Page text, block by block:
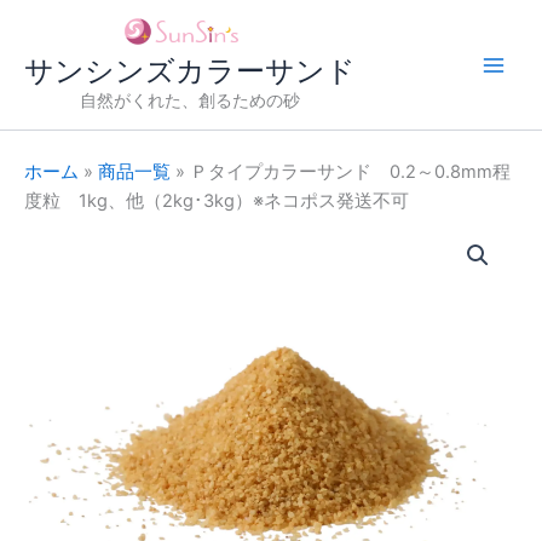
キ
サンシンズカラーサンド
自然がくれた、創るための砂
ホーム » 商品一覧 » Ｐタイプカラーサンド 0.2～0.8mm程
度粒 1kg、他（2kg･3kg）※ネコポス発送不可